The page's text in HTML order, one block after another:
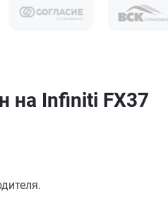
на Infiniti FX37